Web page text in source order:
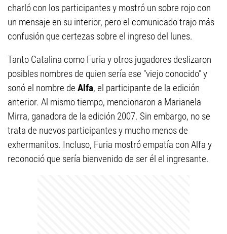
charló con los participantes y mostró un sobre rojo con
un mensaje en su interior, pero el comunicado trajo más
confusión que certezas sobre el ingreso del lunes.
Tanto Catalina como Furia y otros jugadores deslizaron
posibles nombres de quien sería ese "viejo conocido" y
sonó el nombre de Alfa, el participante de la edición
anterior. Al mismo tiempo, mencionaron a Marianela
Mirra, ganadora de la edición 2007. Sin embargo, no se
trata de nuevos participantes y mucho menos de
exhermanitos. Incluso, Furia mostró empatía con Alfa y
reconoció que sería bienvenido de ser él el ingresante.